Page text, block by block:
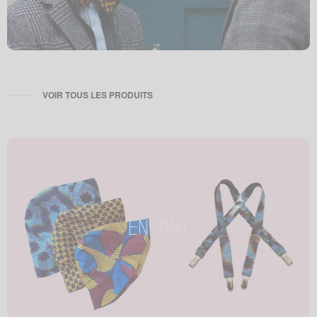
VOIR TOUS LES PRODUITS
ENFANT
ENFANT
Petit enfant, petit style !
Tous les produits